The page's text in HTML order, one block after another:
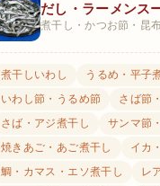
だし・ラーメンス
煮干し・かつお節・昆
煮干しいわし
うるめ・平子
いわし節・うるめ節
さば節
さば・アジ煮干し
サンマ節
焼きあご・あご煮干し
イカ
鯛・カマス・エソ煮干し
レ